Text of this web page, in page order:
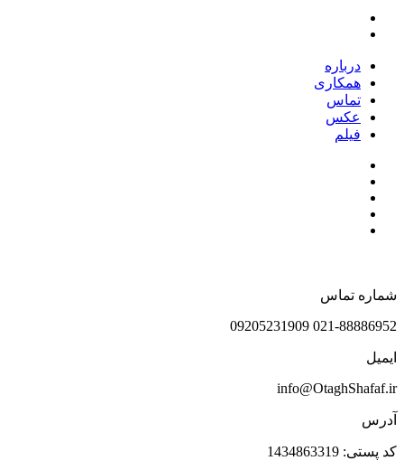
درباره
همکاری
تماس
عکس
فیلم
شماره تماس
021-88886952 09205231909
ایمیل
info@OtaghShafaf.ir
آدرس
کد پستی: 1434863319